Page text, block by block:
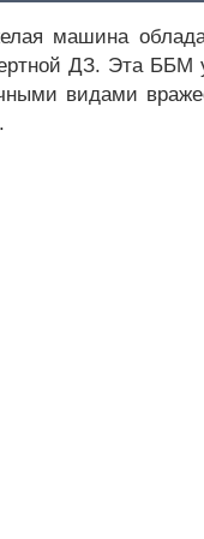
машина
ДЗ. Эта ББМ
видами